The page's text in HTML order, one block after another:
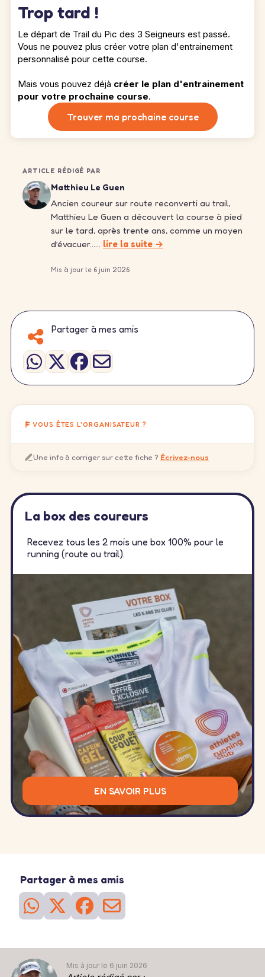
Trop tard !
Le départ de Trail du Pic des 3 Seigneurs est passé.
Vous ne pouvez plus créer votre plan d'entrainement
personnalisé pour cette course.
Mais vous pouvez déjà créer le plan d'entrainement
pour votre prochaine course.
Trouver ma prochaine course
ARTICLE RÉDIGÉ PAR
Matthieu Le Guen
Ancien coureur sur route reconverti au trail,
Matthieu Le Guen a découvert la course à pied
sur le tard, après trente ans, comme un moyen
d’évacuer…… lire la suite →
Mis à jour le 6 juin 2026
Partager à mes amis
VOUS ÊTES L'ORGANISATEUR ?
Une info à corriger sur cette fiche ? Écrivez-nous
La box des coureurs
Recevez tous les 2 mois une box 100% pour le
running (route ou trail).
EN SAVOIR PLUS
Partager à mes amis
Mis à jour le 6 juin 2026